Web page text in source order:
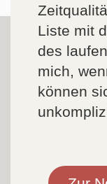
Liste mit
des
mich,
können